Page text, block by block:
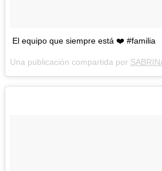
El equipo que siempre está ❤️ #familia
Una publicación compartida por